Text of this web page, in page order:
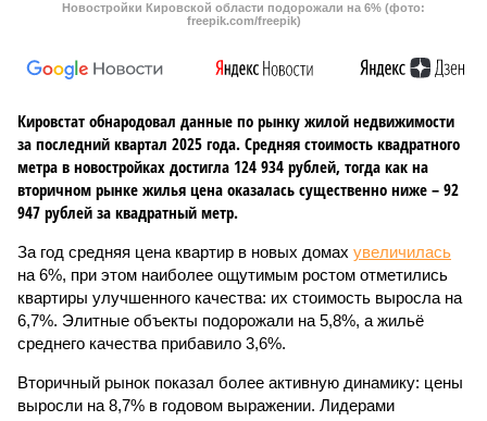
Новостройки Кировской области подорожали на 6% (фото:
freepik.com/freepik)
Кировстат обнародовал данные по рынку жилой недвижимости
за последний квартал 2025 года. Средняя стоимость квадратного
метра в новостройках достигла 124 934 рублей, тогда как на
вторичном рынке жилья цена оказалась существенно ниже – 92
947 рублей за квадратный метр.
За год средняя цена квартир в новых домах увеличилась
на 6%, при этом наиболее ощутимым ростом отметились
квартиры улучшенного качества: их стоимость выросла на
6,7%. Элитные объекты подорожали на 5,8%, а жильё
среднего качества прибавило 3,6%.
Вторичный рынок показал более активную динамику: цены
выросли на 8,7% в годовом выражении. Лидерами